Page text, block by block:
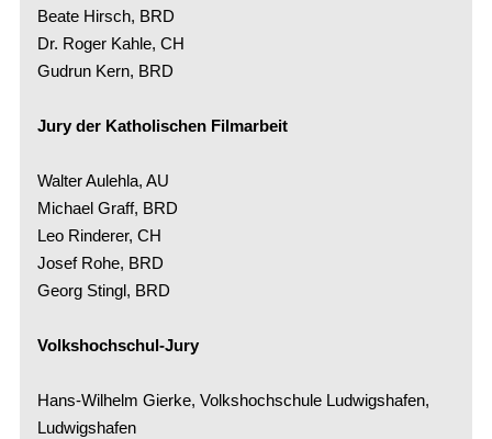
Beate Hirsch, BRD
Dr. Roger Kahle, CH
Gudrun Kern, BRD
Jury der Katholischen Filmarbeit
Walter Aulehla, AU
Michael Graff, BRD
Leo Rinderer, CH
Josef Rohe, BRD
Georg Stingl, BRD
Volkshochschul-Jury
Hans-Wilhelm Gierke, Volkshochschule Ludwigshafen,
Ludwigshafen